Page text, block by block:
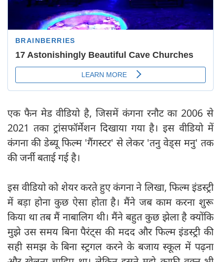
एक फैन मेड वीडियो है, जिसमें कंगना रनौट का 2006 से
2021 तका ट्रांसफॉर्मेशन दिखाया गया है। इस वीडियो में
कंगना की डेब्यू फिल्म 'गैंगस्टर' से लेकर 'तनु वेड्स मनु' तक
की जर्नी बताई गई है।
इस वीडियो को शेयर करते हुए कंगना ने लिखा, फिल्म इंडस्ट्री
में बड़ा होना कुछ ऐसा होता है। मैंने जब काम करना शुरू
किया था तब मैं नाबालिग थी। मैंने बहुत कुछ झेला है क्योंकि
मुझे उस समय बिना पैरंट्स की मदद और फिल्म इंडस्ट्री की
सही समझ के बिना स्ट्रगल करने के बजाय स्कूल में पढ़ना